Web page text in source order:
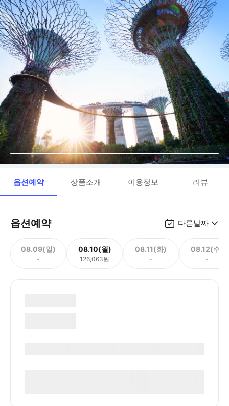
옵션예약 상품소개 이용정보 리뷰
옵션예약 다른날짜
08.09(일)
-
08.10(월)
126,063원
08.11(화)
-
08.12(수)
-